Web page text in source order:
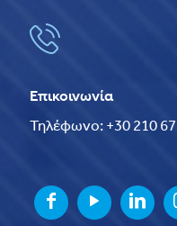
Επικοινωνία
Τηλέφωνο: +30 210